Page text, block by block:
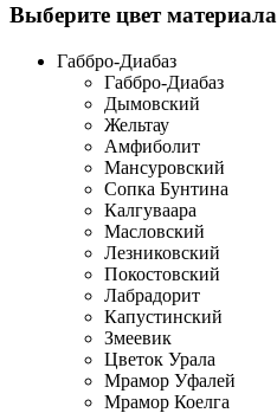
Выберите цвет материала
Габбро-Диабаз
Габбро-Диабаз
Дымовский
Жельтау
Амфиболит
Мансуровский
Сопка Бунтина
Калгуваара
Масловский
Лезниковский
Покостовский
Лабрадорит
Капустинский
Змеевик
Цветок Урала
Мрамор Уфалей
Мрамор Коелга